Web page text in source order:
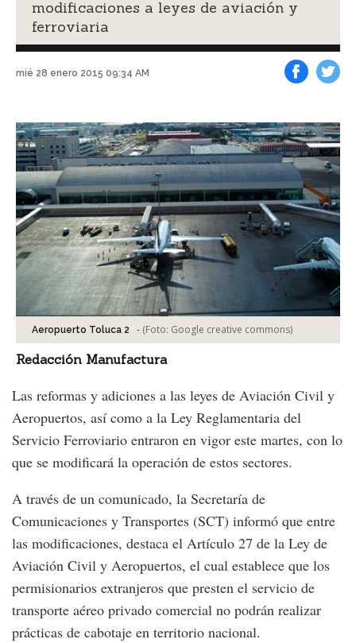
modificaciones a leyes de aviación y
ferroviaria
mié 28 enero 2015 09:34 AM
Aeropuerto Toluca 2 - (Foto: Google creative commons)
Redacción Manufactura
Las reformas y adiciones a las leyes de Aviación Civil y
Aeropuertos, así como a la Ley Reglamentaria del
Servicio Ferroviario entraron en vigor este martes, con lo
que se modificará la operación de estos sectores.
A través de un comunicado, la Secretaría de
Comunicaciones y Transportes (SCT) informó que entre
las modificaciones, destaca el Artículo 27 de la Ley de
Aviación Civil y Aeropuertos, el cual establece que los
permisionarios extranjeros que presten el servicio de
transporte aéreo privado comercial no podrán realizar
prácticas de cabotaje en territorio nacional.